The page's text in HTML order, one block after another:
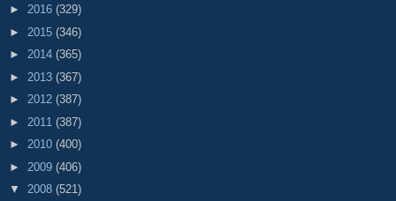
► 2016 (329)
► 2015 (346)
► 2014 (365)
► 2013 (367)
► 2012 (387)
► 2011 (387)
► 2010 (400)
► 2009 (406)
▼ 2008 (521)